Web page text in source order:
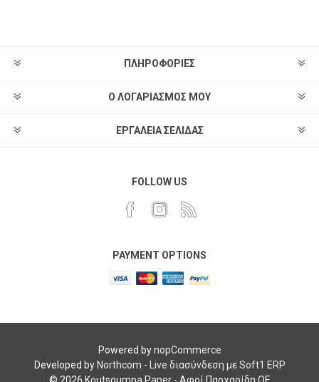
ΠΛΗΡΟΦΟΡΊΕΣ
Ο ΛΟΓΑΡΙΑΣΜΌΣ ΜΟΥ
ΕΡΓΑΛΕΊΑ ΣΕΛΊΔΑΣ
FOLLOW US
PAYMENT OPTIONS
Powered bynopCommerce
Developed by Northcom -
Live διασύνδεση με Soft1 ERP
© 2026 Koutsoumpa Paper - Αφοί Παρχαρίδη ΟΕ